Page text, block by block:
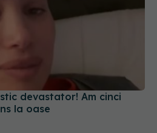
devastator! Am cinci
la oase